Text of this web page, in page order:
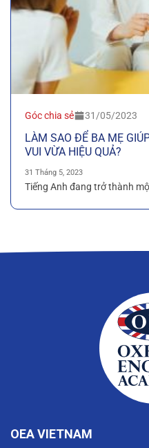
Góc chia sẻ 31/05/2023
LÀM SAO ĐỂ BA MẸ
VUI VỪA HIỆU QUẢ?
31 Tháng 5, 2023
Tiếng Anh đang trở thành
OEA VIETNAM